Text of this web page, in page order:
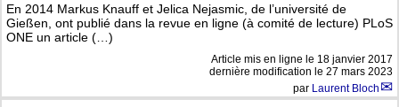
En 2014 Markus Knauff et Jelica Nejasmic, de l’université de
Gießen, ont publié dans la revue en ligne (à comité de lecture) PLoS
ONE un article (…)
Article mis en ligne le 18 janvier 2017
dernière modification le 27 mars 2023
par Laurent Bloch